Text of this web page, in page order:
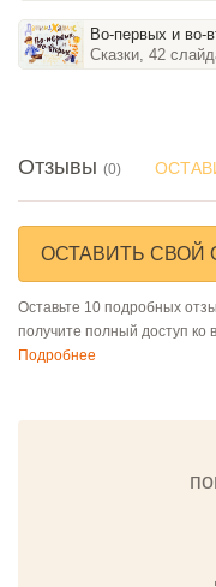
Во-первых и во-
Сказки, 42
Отзывы (0)
ОСТАВИТЬ СВОЙ
Оставьте 10 подробных
получите полный доступ ко
Подробнее